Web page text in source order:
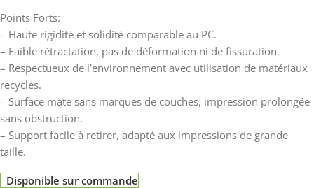
Points Forts:
– Haute rigidité et solidité comparable au PC.
– Faible rétractation, pas de déformation ni de fissuration.
– Respectueux de l’environnement avec utilisation de matériaux
recyclés.
– Surface mate sans marques de couches, impression prolongée
sans obstruction.
– Support facile à retirer, adapté aux impressions de grande
taille.
Disponible sur commande